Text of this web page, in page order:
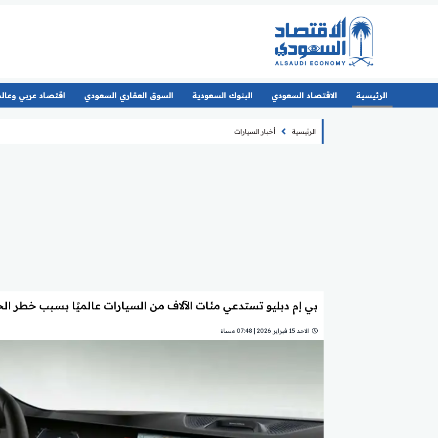
الرئيسية الاقتصاد السعودي البنوك السعودية السوق العقاري السعودي اقتصاد عربي
الرئيسية أخبار السيارات
بي إم دبليو تستدعي مئات الآلاف من السيارات عالميًا بسبب خطر
الاحد 15 فبراير 2026 | 07:48 مساءً